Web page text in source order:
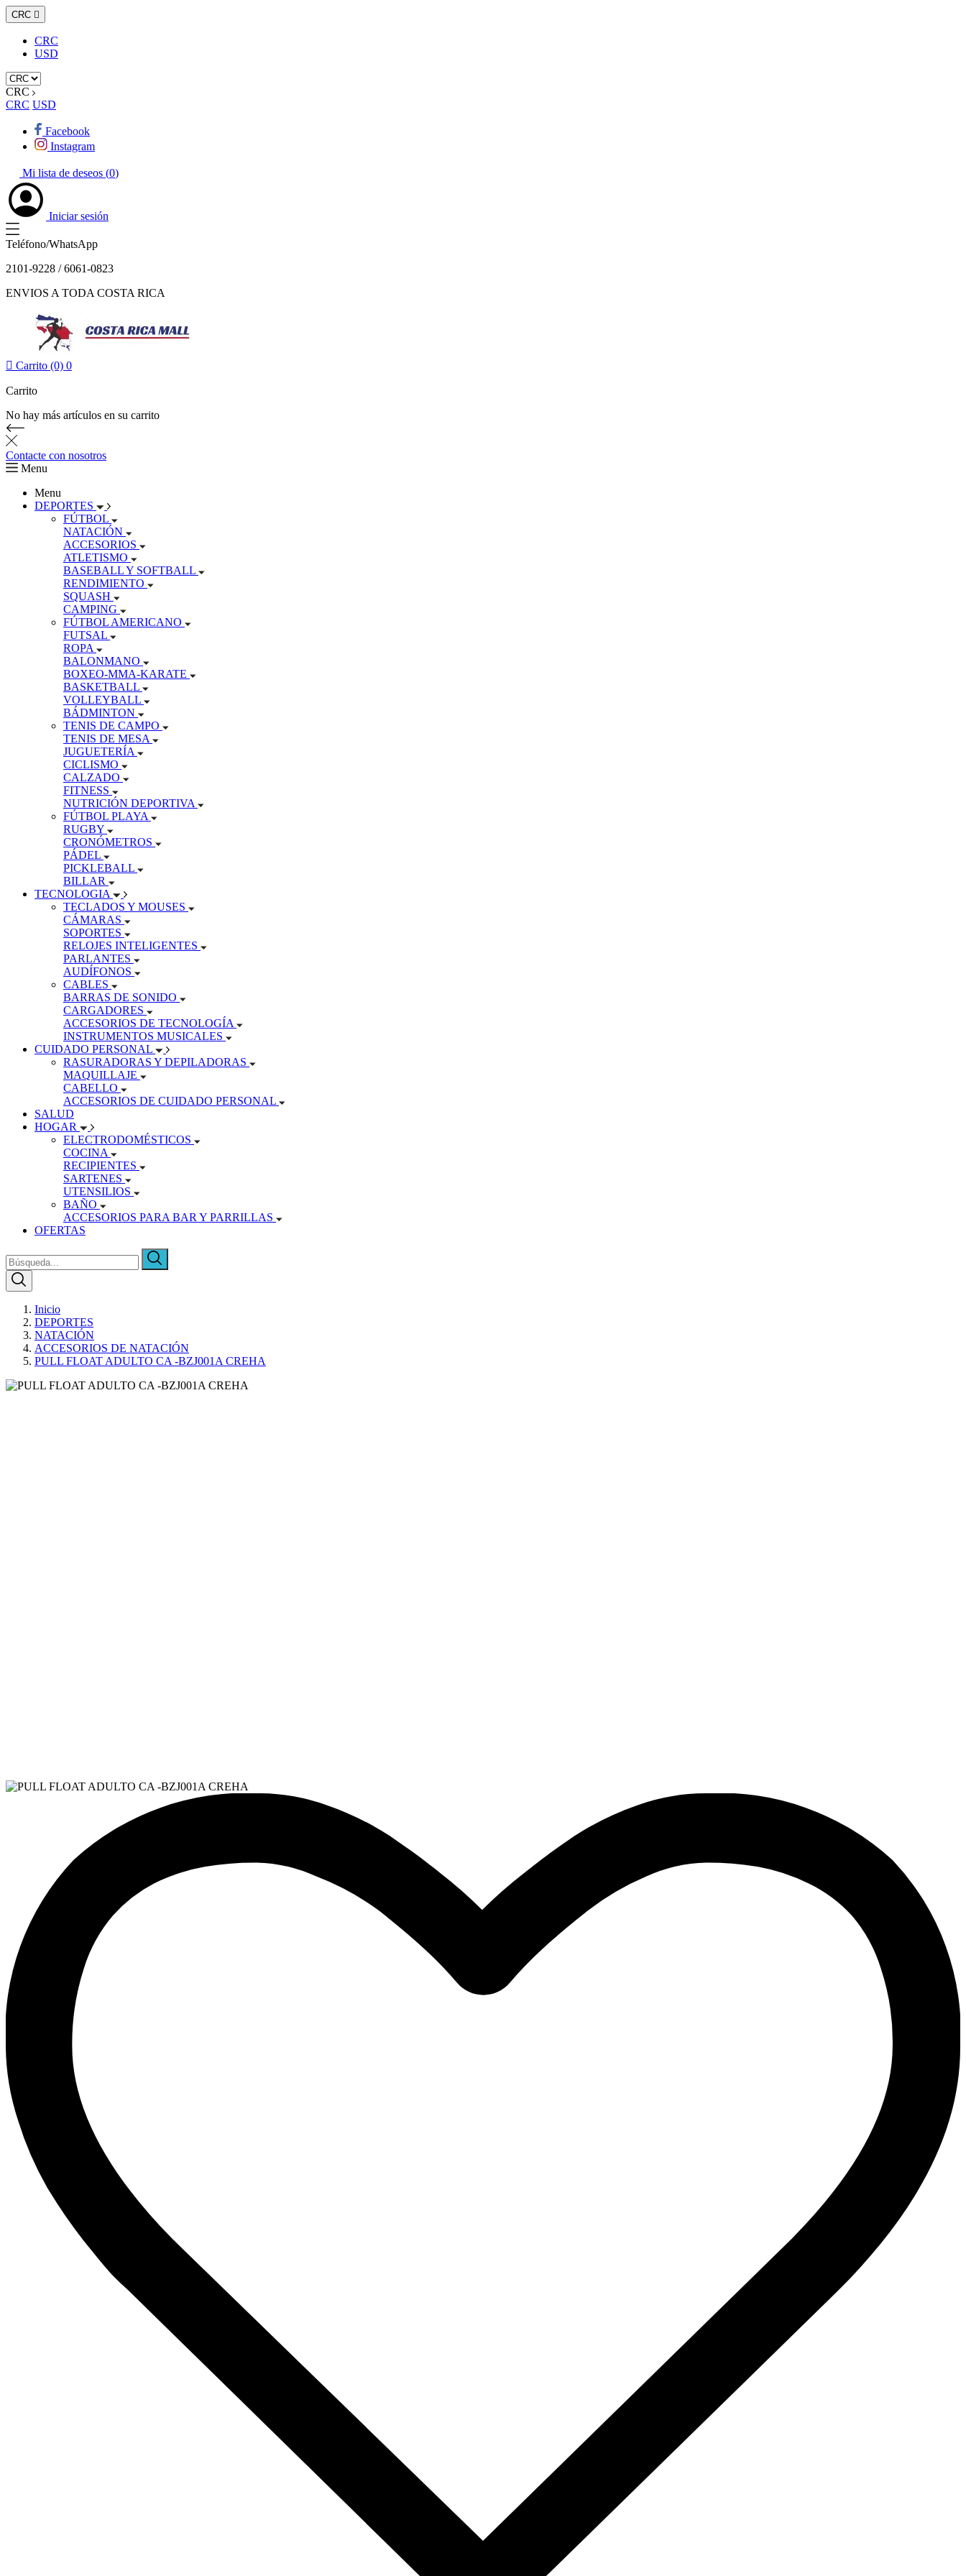
CRC 
CRC
USD
CRC
CRC USD
Facebook
Instagram
Mi lista de deseos (0)
Iniciar sesión
Teléfono/WhatsApp
2101-9228 / 6061-0823
ENVIOS A TODA COSTA RICA
 Carrito (0) 0
Carrito
No hay más artículos en su carrito
Contacte con nosotros
Menu
Menu
DEPORTES
FÚTBOL
NATACIÓN
ACCESORIOS
ATLETISMO
BASEBALL Y SOFTBALL
RENDIMIENTO
SQUASH
CAMPING
FÚTBOL AMERICANO
FUTSAL
ROPA
BALONMANO
BOXEO-MMA-KARATE
BASKETBALL
VOLLEYBALL
BÁDMINTON
TENIS DE CAMPO
TENIS DE MESA
JUGUETERÍA
CICLISMO
CALZADO
FITNESS
NUTRICIÓN DEPORTIVA
FÚTBOL PLAYA
RUGBY
CRONÓMETROS
PÁDEL
PICKLEBALL
BILLAR
TECNOLOGIA
TECLADOS Y MOUSES
CÁMARAS
SOPORTES
RELOJES INTELIGENTES
PARLANTES
AUDÍFONOS
CABLES
BARRAS DE SONIDO
CARGADORES
ACCESORIOS DE TECNOLOGÍA
INSTRUMENTOS MUSICALES
CUIDADO PERSONAL
RASURADORAS Y DEPILADORAS
MAQUILLAJE
CABELLO
ACCESORIOS DE CUIDADO PERSONAL
SALUD
HOGAR
ELECTRODOMÉSTICOS
COCINA
RECIPIENTES
SARTENES
UTENSILIOS
BAÑO
ACCESORIOS PARA BAR Y PARRILLAS
OFERTAS
Inicio
DEPORTES
NATACIÓN
ACCESORIOS DE NATACIÓN
PULL FLOAT ADULTO CA -BZJ001A CREHA